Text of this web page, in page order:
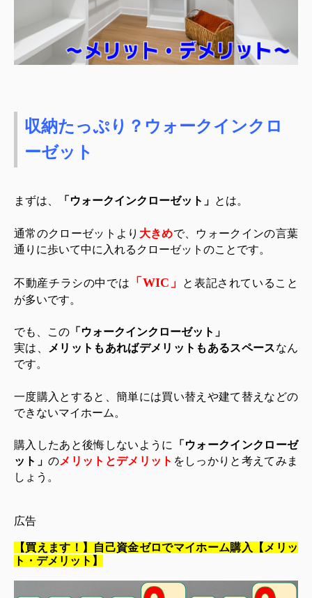
収納たっぷり？ウォークインクロ
ーゼット
まずは、 「ウォークインクローゼット」 とは。
通常のクローゼットより 大きめで、ウォークインの言葉
通りに歩いて中に入れるクローゼットのことです。
不動産チラシの中では 「WIC」
と表記されていること
が多いです。
でも、この 「ウォークインクローゼット」
実は、
メリットもあればデメリットもあるスペースなん
です。
一度購入とすると、簡単には買い替えや建て替えなどの
できないマイホーム。
購入したあと後悔しないように
「ウォークインクローゼ
ット」 のメリットとデメリット をしっかりと考えてみま
しょう。
広告
【買えます！】自己資金ゼロでマイホーム購入【メリッ
ト・デメリット】